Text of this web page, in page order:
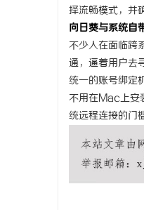
择流畅模式，并
向日葵与系统自
不少人在面临跨
通，逼着用户去
统一的账号绑定
不用在Mac上安
统远程连接的门